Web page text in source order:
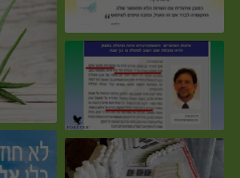
דיאודורנט ללא מלחי אלומיניום